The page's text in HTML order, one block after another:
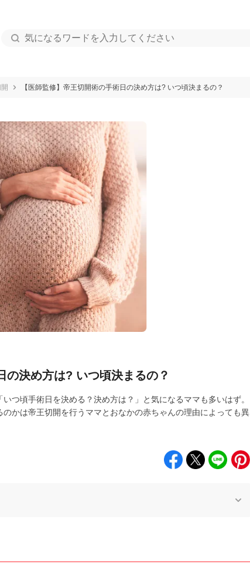
【医師監修】帝王切開術の手術日の決め方は? いつ頃決まるの？
の決め方は? いつ頃決まるの？
つ頃手術日を決める？決め方は？」と気になるママも多いはず。
かは帝王切開を行うママとおなかの赤ちゃんの理由によっても異